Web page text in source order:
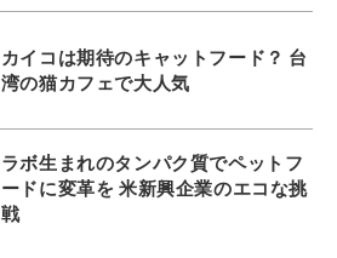
カイコは期待のキャットフード？ 台
湾の猫カフェで大人気
ラボ生まれのタンパク質でペットフ
ードに変革を 米新興企業のエコな挑
戦